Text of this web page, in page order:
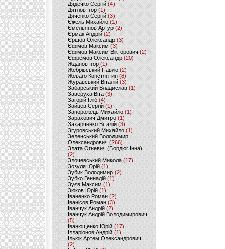
Дядечко Сергій (4)
Дятлов Ігор (1)
Дяченко Сергій (3)
Єжель Михайло (1)
Ємельянов Артур (2)
Єрмак Андрій (2)
Єршов Олександр (3)
Єфімов Максим (3)
Єфімов Максим Вікторович (2)
Єфремов Олександр (20)
Жданов Ігор (1)
Жебрівський Павло (2)
Жеваго Констянтин (8)
Журавський Віталій (3)
Забарський Владислав (1)
Заверуха Віта (3)
Загорій Гліб (4)
Зайцев Сергій(1)
Запорожець Михайло (1)
Зарахович Дмитро (1)
Захарченко Віталій (3)
Згуровський Михайло (1)
Зеленський Володимир
Олександрович (266)
Злата Огневич (Бордюг Інна)
(2)
Злочевський Микола(17)
Зозуля Юрій (1)
Зубик Володимир (2)
Зубко Геннадій (1)
Зуєв Максим(1)
Зюков Юрій (1)
Іваненко Роман (2)
Іванісов Роман (3)
Іванчук Андрій(2)
Іванчук Андрій Володимирович
(5)
Іванющенко Юрій (17)
Ілларіонов Андрій (1)
Ільюк Артем Олександрович
(2)